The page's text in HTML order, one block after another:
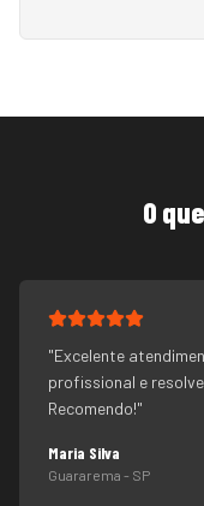
O
"Excelente
profissional e
Recomendo!"
Maria Silva
Guararema - SP